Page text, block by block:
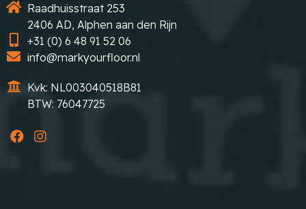
Raadhuisstraat 253
2406 AD, Alphen aan den Rijn
+31 (0) 6 48 91 52 06
info@markyourfloor.nl
Kvk: NL003040518B81
BTW: 76047725